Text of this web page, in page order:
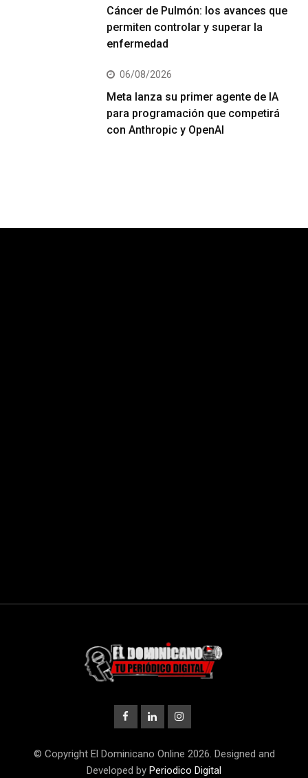
Cáncer de Pulmón: los avances que
permiten controlar y superar la
enfermedad
06/08/2026
Meta lanza su primer agente de IA
para programación que competirá
con Anthropic y OpenAI
© Copyright El Dominicano Online 2026. Designed and
Developed by Periodico Digital